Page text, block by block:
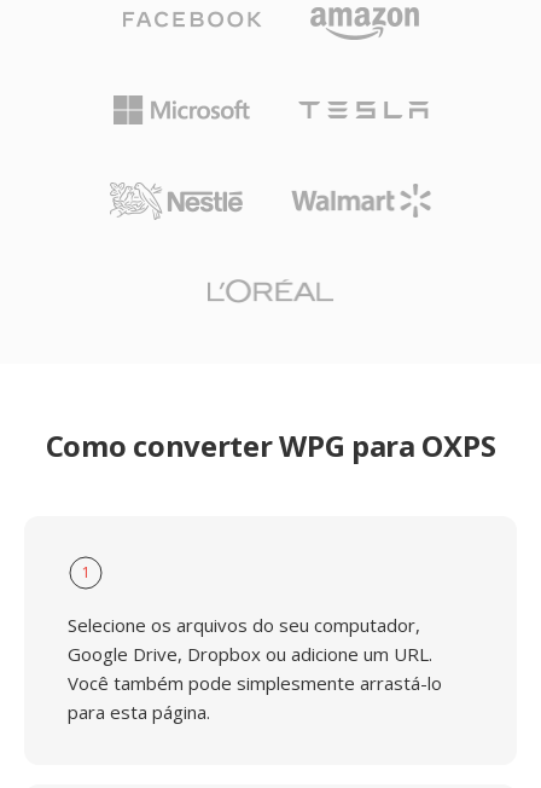
Como converter WPG para OXPS
1
Selecione os arquivos do seu computador,
Google Drive, Dropbox ou adicione um URL.
Você também pode simplesmente arrastá-lo
para esta página.